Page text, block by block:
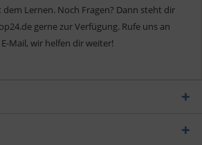
Lernen. Noch Fragen? Dann steht dir
gerne zur Verfügung. Rufe uns an
Mail, wir helfen dir weiter!